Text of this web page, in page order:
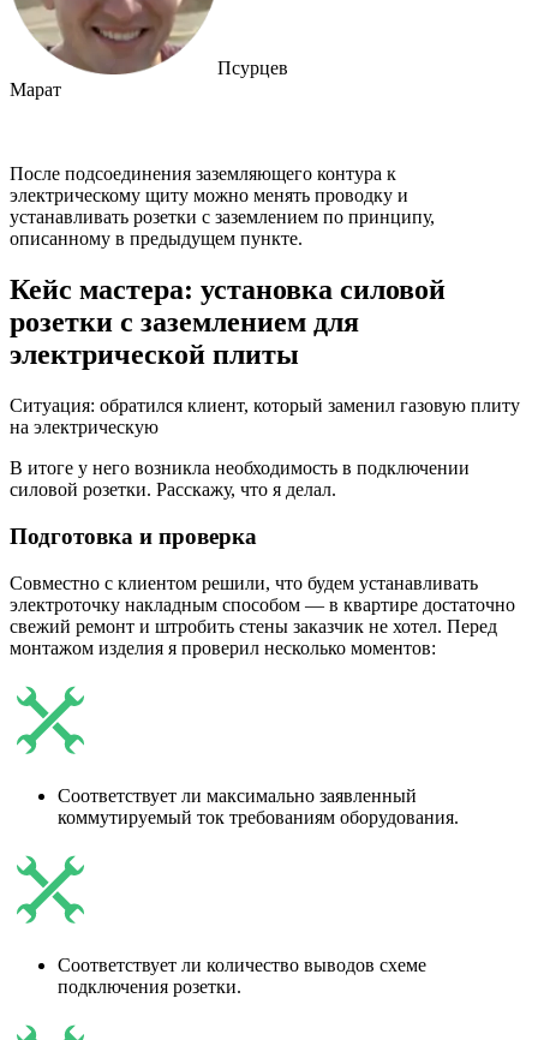
Псурцев
Марат
После подсоединения заземляющего контура к
электрическому щиту можно менять проводку и
устанавливать розетки с заземлением по принципу,
описанному в предыдущем пункте.
Кейс мастера: установка силовой
розетки с заземлением для
электрической плиты
Ситуация: обратился клиент, который заменил газовую плиту
на электрическую
В итоге у него возникла необходимость в подключении
силовой розетки. Расскажу, что я делал.
Подготовка и проверка
Совместно с клиентом решили, что будем устанавливать
электроточку накладным способом ― в квартире достаточно
свежий ремонт и штробить стены заказчик не хотел. Перед
монтажом изделия я проверил несколько моментов:
Соответствует ли максимально заявленный
коммутируемый ток требованиям оборудования.
Соответствует ли количество выводов схеме
подключения розетки.